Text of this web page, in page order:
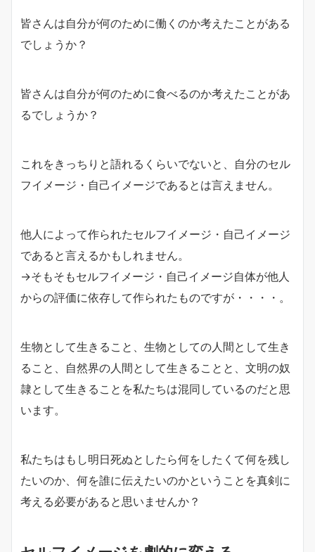
皆さんは自分が何のために働くのか考えたことがある
でしょうか？
皆さんは自分が何のために食べるのか考えたことがあ
るでしょうか？
これをきっちりと語れるくらいでないと、自分のセル
フイメージ・自己イメージであるとは言えません。
他人によって作られたセルフイメージ・自己イメージ
であると言えるかもしれません。
→そもそもセルフイメージ・自己イメージ自体が他人
からの評価に依存して作られたものですが・・・・。
生物として生きること、生物としての人間として生き
ること、自然界の人間として生きることと、文明の奴
隷として生きることを私たちは混同しているのだと思
います。
私たちはもし明日死ぬとしたら何をしたくて何を残し
たいのか、何を誰に伝えたいのかということを真剣に
考える必要があると思いませんか？